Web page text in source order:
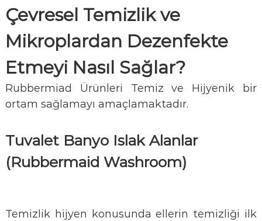
Çevresel Temizlik ve
Mikroplardan Dezenfekte
Etmeyi Nasıl Sağlar?
Rubbermiad Ürünleri Temiz ve Hijyenik bir
ortam sağlamayı amaçlamaktadır.
Tuvalet Banyo Islak Alanlar
(Rubbermaid Washroom)
Temizlik hijyen konusunda ellerin temizliği ilk